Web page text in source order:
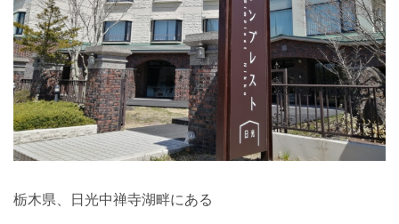
栃木県、日光中禅寺湖畔にある